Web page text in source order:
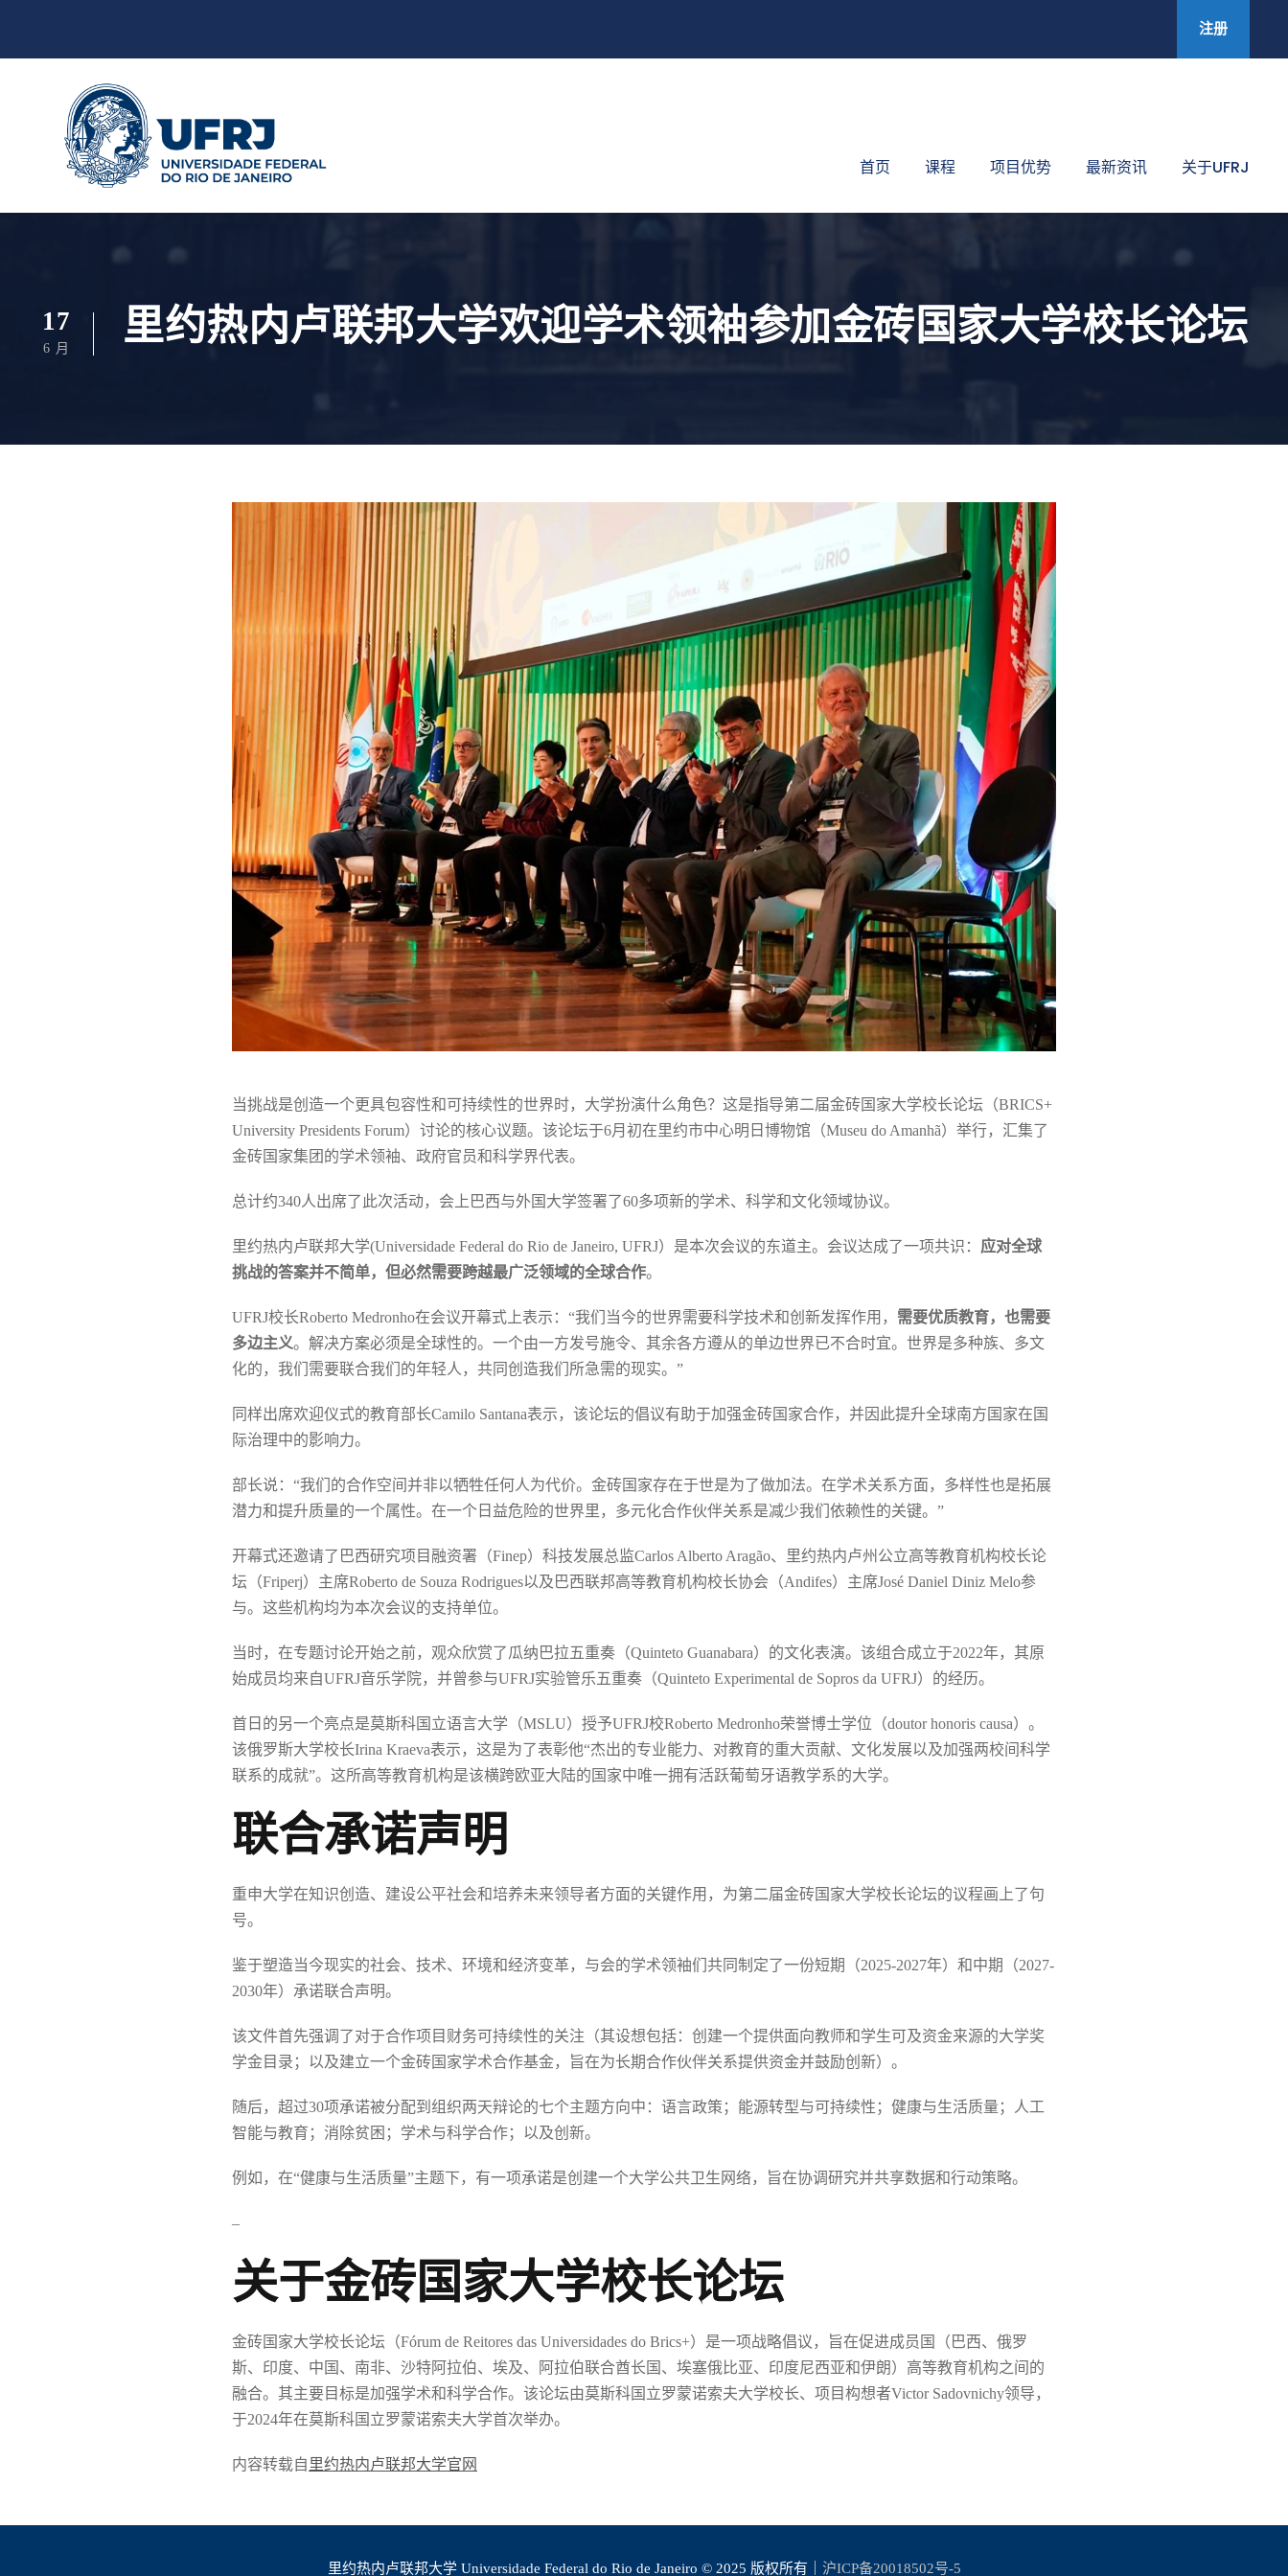
注册
首页 课程 项目优势 最新资讯 关于UFRJ
17
6 月 里约热内卢联邦大学欢迎学术领袖参加金砖国家大学校长论坛
当挑战是创造一个更具包容性和可持续性的世界时，大学扮演什么角色？这是指导第二届金砖国家大学校长论坛（BRICS+
University Presidents Forum）讨论的核心议题。该论坛于6月初在里约市中心明日博物馆（Museu do Amanhã）举行，汇集了
金砖国家集团的学术领袖、政府官员和科学界代表。
总计约340人出席了此次活动，会上巴西与外国大学签署了60多项新的学术、科学和文化领域协议。
里约热内卢联邦大学(Universidade Federal do Rio de Janeiro, UFRJ）是本次会议的东道主。会议达成了一项共识： 应对全球
挑战的答案并不简单，但必然需要跨越最广泛领域的全球合作。
UFRJ校长Roberto Medronho在会议开幕式上表示：“我们当今的世界需要科学技术和创新发挥作用， 需要优质教育，也需要
多边主义。解决方案必须是全球性的。一个由一方发号施令、其余各方遵从的单边世界已不合时宜。世界是多种族、多文
化的，我们需要联合我们的年轻人，共同创造我们所急需的现实。”
同样出席欢迎仪式的教育部长Camilo Santana表示，该论坛的倡议有助于加强金砖国家合作，并因此提升全球南方国家在国
际治理中的影响力。
部长说：“我们的合作空间并非以牺牲任何人为代价。金砖国家存在于世是为了做加法。在学术关系方面，多样性也是拓展
潜力和提升质量的一个属性。在一个日益危险的世界里，多元化合作伙伴关系是减少我们依赖性的关键。”
开幕式还邀请了巴西研究项目融资署（Finep）科技发展总监Carlos Alberto Aragão、里约热内卢州公立高等教育机构校长论
坛（Friperj）主席Roberto de Souza Rodrigues以及巴西联邦高等教育机构校长协会（Andifes）主席José Daniel Diniz Melo参
与。这些机构均为本次会议的支持单位。
当时，在专题讨论开始之前，观众欣赏了瓜纳巴拉五重奏（Quinteto Guanabara）的文化表演。该组合成立于2022年，其原
始成员均来自UFRJ音乐学院，并曾参与UFRJ实验管乐五重奏（Quinteto Experimental de Sopros da UFRJ）的经历。
首日的另一个亮点是莫斯科国立语言大学（MSLU）授予UFRJ校Roberto Medronho荣誉博士学位（doutor honoris causa）。
该俄罗斯大学校长Irina Kraeva表示，这是为了表彰他“杰出的专业能力、对教育的重大贡献、文化发展以及加强两校间科学
联系的成就”。这所高等教育机构是该横跨欧亚大陆的国家中唯一拥有活跃葡萄牙语教学系的大学。
联合承诺声明
重申大学在知识创造、建设公平社会和培养未来领导者方面的关键作用，为第二届金砖国家大学校长论坛的议程画上了句
号。
鉴于塑造当今现实的社会、技术、环境和经济变革，与会的学术领袖们共同制定了一份短期（2025-2027年）和中期（2027-
2030年）承诺联合声明。
该文件首先强调了对于合作项目财务可持续性的关注（其设想包括：创建一个提供面向教师和学生可及资金来源的大学奖
学金目录；以及建立一个金砖国家学术合作基金，旨在为长期合作伙伴关系提供资金并鼓励创新）。
随后，超过30项承诺被分配到组织两天辩论的七个主题方向中：语言政策；能源转型与可持续性；健康与生活质量；人工
智能与教育；消除贫困；学术与科学合作；以及创新。
例如，在“健康与生活质量”主题下，有一项承诺是创建一个大学公共卫生网络，旨在协调研究并共享数据和行动策略。
–
关于金砖国家大学校长论坛
金砖国家大学校长论坛（Fórum de Reitores das Universidades do Brics+）是一项战略倡议，旨在促进成员国（巴西、俄罗
斯、印度、中国、南非、沙特阿拉伯、埃及、阿拉伯联合酋长国、埃塞俄比亚、印度尼西亚和伊朗）高等教育机构之间的
融合。其主要目标是加强学术和科学合作。该论坛由莫斯科国立罗蒙诺索夫大学校长、项目构想者Victor Sadovnichy领导，
于2024年在莫斯科国立罗蒙诺索夫大学首次举办。
内容转载自 里约热内卢联邦大学官网
里约热内卢联邦大学 Universidade Federal do Rio de Janeiro © 2025 版权所有｜ 沪ICP备20018502号-5